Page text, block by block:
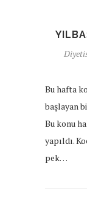
Bu hafta
başlayan
Bu konu
yapıldı.
pek…